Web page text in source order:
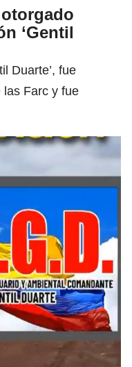
‘Gentil
Duarte’, fue
las Farc y fue